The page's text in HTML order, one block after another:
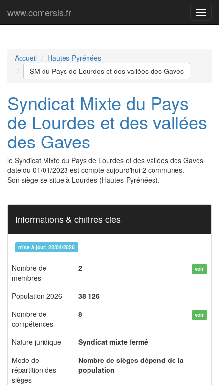
Menu
www.comersis.fr
Accueil
Hautes-Pyrénées
SM du Pays de Lourdes et des vallées des Gaves
Syndicat Mixte du Pays
de Lourdes et des vallées
des Gaves
le Syndicat Mixte du Pays de Lourdes et des vallées des Gaves
date du 01/01/2023 est compte aujourd'hui 2 communes.
Son siège se situe à Lourdes (Hautes-Pyrénées).
Informations & chiffres clés
mise à jour: 22/04/2026
Nombre de
membres
2 voir
Population 2026
38 126
Nombre de
compétences
8 voir
Nature juridique
Syndicat mixte fermé
Mode de
répartition des
sièges
Nombre de sièges dépend de la
population